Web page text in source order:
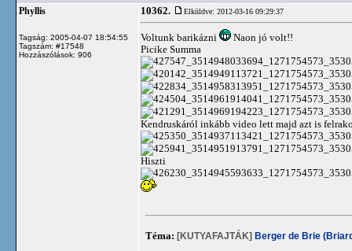
Phyllis
Tagság: 2005-04-07 18:54:55
Tagszám: #17548
Hozzászólások: 906
10362. Elküldve: 2012-03-16 09:29:37
Voltunk barikázni
Naon jó volt!!
Picike Summa
Kendruskáról inkább video lett majd azt is
Hiszti
Téma: [KUTYAFAJTÁK] Berger de Brie